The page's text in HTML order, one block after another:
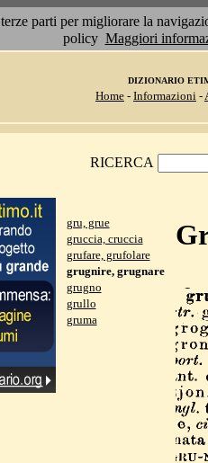
parti per migliorare la
policy Maggiori
DIZIONARIO
Home - Informazioni -
RICERCA
gru, grue
gruccia, cruccia
grufare, grufolare
grugnire, grugnare
grugno
grullo
gruma